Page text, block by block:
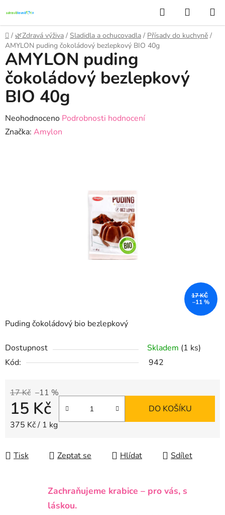
na
obsah
Hledat
KOŠÍK
Domů
/ 🌿Zdravá výživa / Sladidla a ochucovadla / Přísady do kuchyně /
AMYLON puding čokoládový bezlepkový BIO 40g
Puding čokoládový bio bezlepkový
Dostupnost Skladem (1 ks)
Kód:
942
17 Kč –11 %
15 Kč
Měrná cena:
375 Kč / 1 kg
DO KOŠÍKU
Tisk Zeptat se Hlídat Sdílet
AMYLON puding
čokoládový bezlepkový
BIO 40g
Průměrné
hodnocení
Neohodnoceno Podrobnosti hodnocení
Značka: Amylon
17 KČ
–11 %
Zachraňujeme krabice – pro vás, s
láskou.